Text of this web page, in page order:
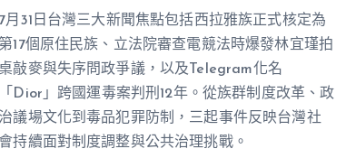
7月31日台灣三大新聞焦點包括西拉雅族正式核定為
第17個原住民族、立法院審查電競法時爆發林宜瑾拍
桌敲麥與失序問政爭議，以及Telegram化名
「Dior」跨國運毒案判刑12年。從族群制度改革、政
治議場文化到毒品犯罪防制，三起事件反映台灣社
會持續面對制度調整與公共治理挑戰。